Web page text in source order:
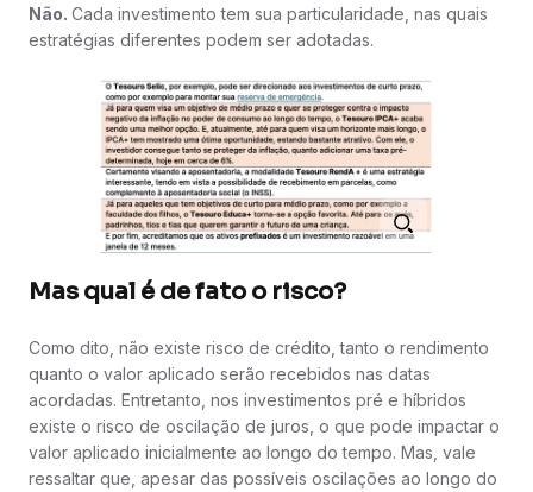
Não. Cada investimento tem sua particularidade, nas quais
estratégias diferentes podem ser adotadas.
Mas qual é de fato o risco?
Como dito, não existe risco de crédito, tanto o rendimento
quanto o valor aplicado serão recebidos nas datas
acordadas. Entretanto, nos investimentos pré e híbridos
existe o risco de oscilação de juros, o que pode impactar o
valor aplicado inicialmente ao longo do tempo. Mas, vale
ressaltar que, apesar das possíveis oscilações ao longo do